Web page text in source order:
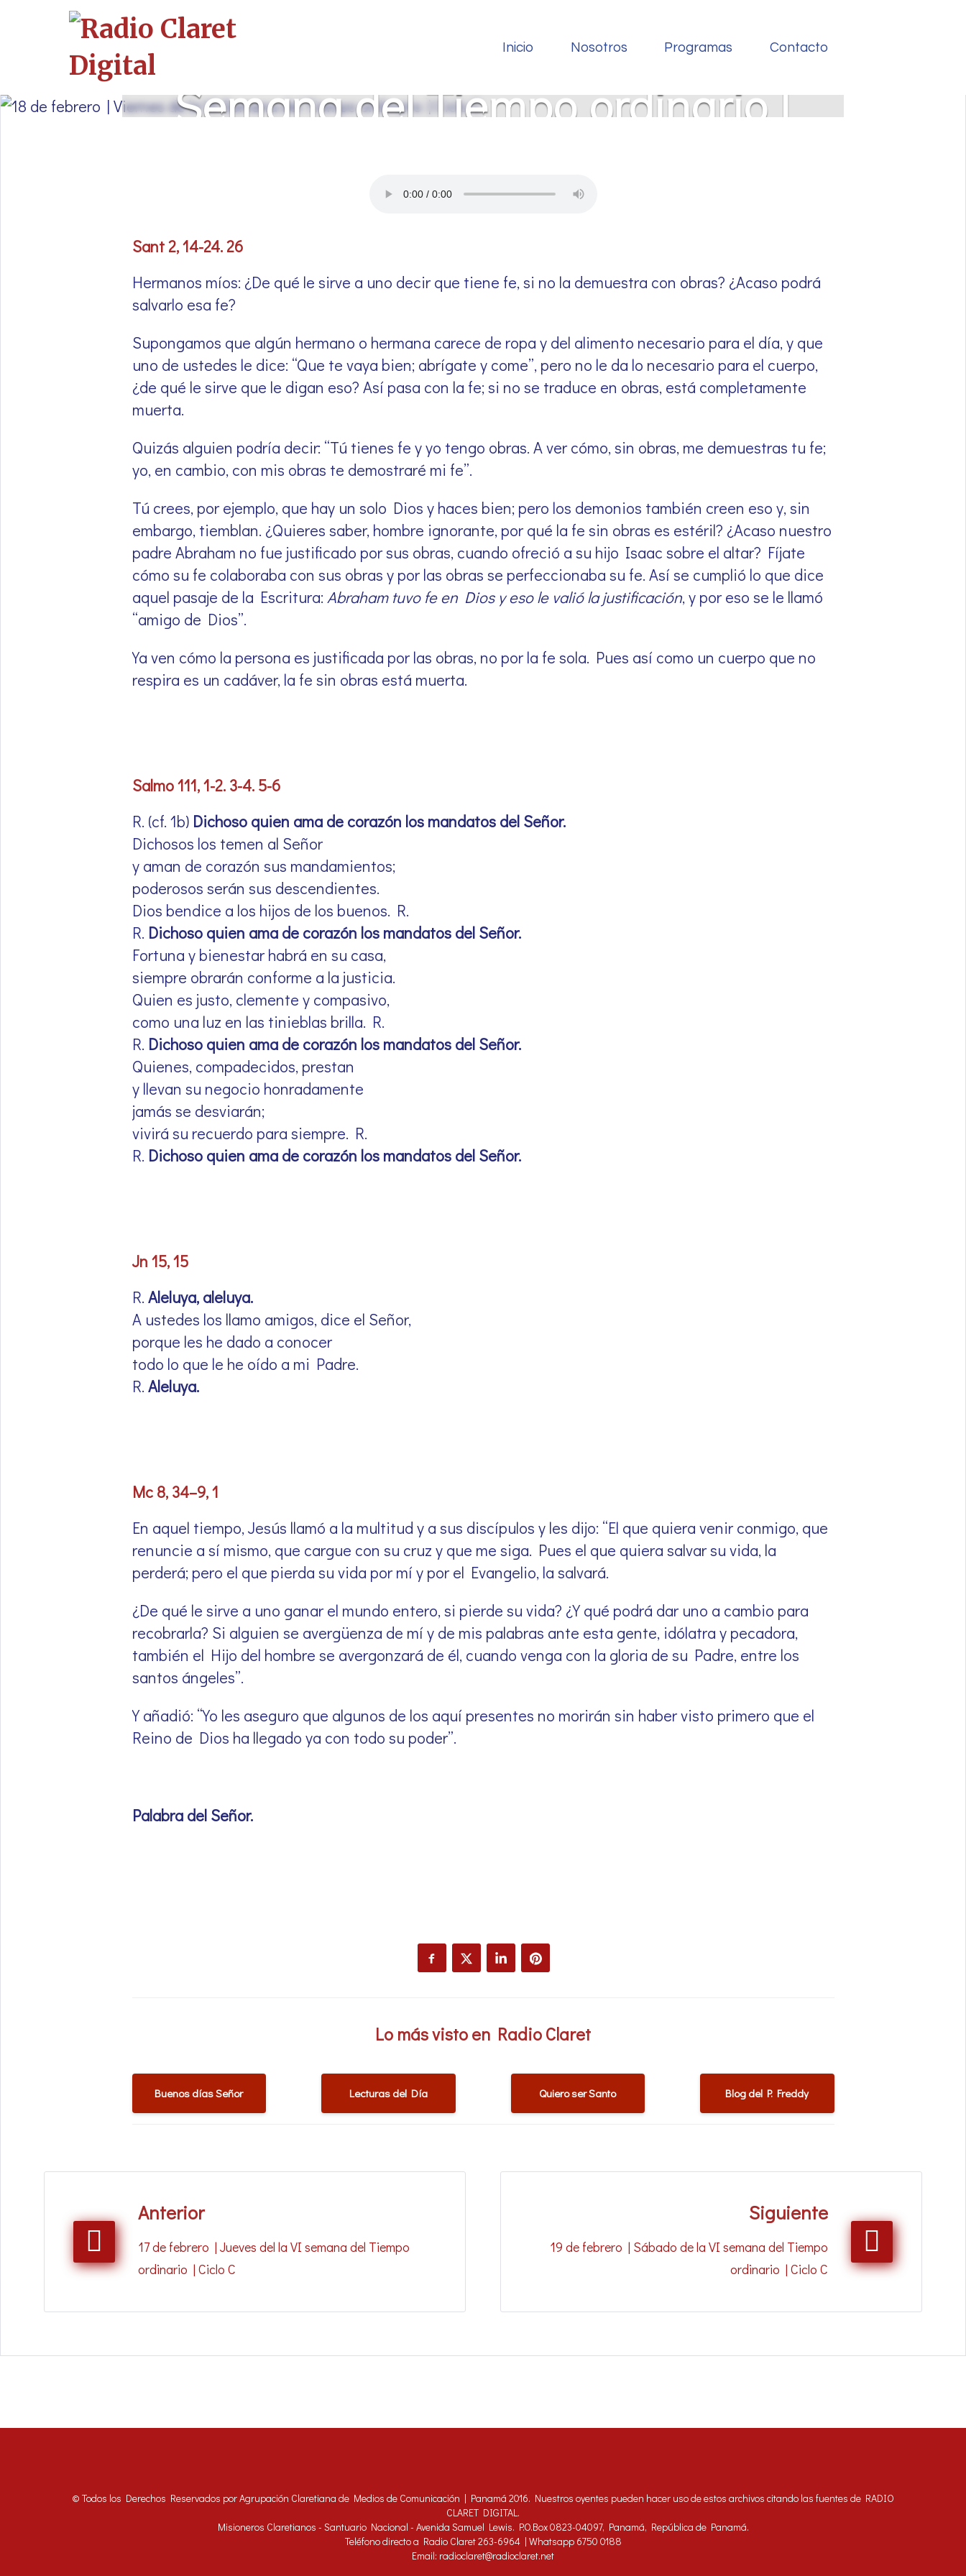
Inicio Nosotros Programas Contacto
18 de febrero | Viernes de la VI
Semana del Tiempo ordinario |
Sant 2, 14-24. 26
Hermanos míos: ¿De qué le sirve a uno decir que tiene fe, si no la demuestra con obras? ¿Acaso podrá
salvarlo esa fe?
Supongamos que algún hermano o hermana carece de ropa y del alimento necesario para el día, y que
uno de ustedes le dice: “Que te vaya bien; abrígate y come”, pero no le da lo necesario para el cuerpo,
¿de qué le sirve que le digan eso? Así pasa con la fe; si no se traduce en obras, está completamente
muerta.
Quizás alguien podría decir: “Tú tienes fe y yo tengo obras. A ver cómo, sin obras, me demuestras tu fe;
yo, en cambio, con mis obras te demostraré mi fe”.
Tú crees, por ejemplo, que hay un solo Dios y haces bien; pero los demonios también creen eso y, sin
embargo, tiemblan. ¿Quieres saber, hombre ignorante, por qué la fe sin obras es estéril? ¿Acaso nuestro
padre Abraham no fue justificado por sus obras, cuando ofreció a su hijo Isaac sobre el altar? Fíjate
cómo su fe colaboraba con sus obras y por las obras se perfeccionaba su fe. Así se cumplió lo que dice
aquel pasaje de la Escritura: Abraham tuvo fe en Dios y eso le valió la justificación, y por eso se le llamó
“amigo de Dios”.
Ya ven cómo la persona es justificada por las obras, no por la fe sola. Pues así como un cuerpo que no
respira es un cadáver, la fe sin obras está muerta.
Salmo 111, 1-2. 3-4. 5-6
R. (cf. 1b) Dichoso quien ama de corazón los mandatos del Señor.
Dichosos los temen al Señor
y aman de corazón sus mandamientos;
poderosos serán sus descendientes.
Dios bendice a los hijos de los buenos. R.
R. Dichoso quien ama de corazón los mandatos del Señor.
Fortuna y bienestar habrá en su casa,
siempre obrarán conforme a la justicia.
Quien es justo, clemente y compasivo,
como una luz en las tinieblas brilla. R.
R. Dichoso quien ama de corazón los mandatos del Señor.
Quienes, compadecidos, prestan
y llevan su negocio honradamente
jamás se desviarán;
vivirá su recuerdo para siempre. R.
R. Dichoso quien ama de corazón los mandatos del Señor.
Jn 15, 15
R. Aleluya, aleluya.
A ustedes los llamo amigos, dice el Señor,
porque les he dado a conocer
todo lo que le he oído a mi Padre.
R. Aleluya.
Mc 8, 34–9, 1
En aquel tiempo, Jesús llamó a la multitud y a sus discípulos y les dijo: “El que quiera venir conmigo, que
renuncie a sí mismo, que cargue con su cruz y que me siga. Pues el que quiera salvar su vida, la
perderá; pero el que pierda su vida por mí y por el Evangelio, la salvará.
¿De qué le sirve a uno ganar el mundo entero, si pierde su vida? ¿Y qué podrá dar uno a cambio para
recobrarla? Si alguien se avergüenza de mí y de mis palabras ante esta gente, idólatra y pecadora,
también el Hijo del hombre se avergonzará de él, cuando venga con la gloria de su Padre, entre los
santos ángeles”.
Y añadió: “Yo les aseguro que algunos de los aquí presentes no morirán sin haber visto primero que el
Reino de Dios ha llegado ya con todo su poder”.
Palabra del Señor.
FacebookTwitter LinkedInPinterest
Lo más visto en Radio Claret
Buenos días Señor Lecturas del Día Quiero ser Santo Blog del P. Freddy
Navegación
de
entradas
Anterior
17 de febrero | Jueves del la VI semana del Tiempo
ordinario | Ciclo C
Siguiente
19 de febrero | Sábado de la VI semana del Tiempo
ordinario | Ciclo C
© Todos los Derechos Reservados por Agrupación Claretiana de Medios de Comunicación | Panamá 2016. Nuestros oyentes pueden hacer uso de estos archivos citando las fuentes de RADIO
CLARET DIGITAL.
Misioneros Claretianos - Santuario Nacional - Avenida Samuel Lewis. P.O.Box 0823-04097, Panamá, República de Panamá.
Teléfono directo a Radio Claret 263-6964 | Whatsapp 6750 0188
Email: radioclaret@radioclaret.net